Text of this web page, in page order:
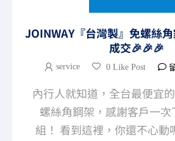
JOINWAY『台灣製』免螺絲
成交🎉🎉🎉
service 0 Like Post
內行人就知道，全台最便宜
螺絲角鋼架，感謝客戶一
組！ 看到這裡，你還不心動